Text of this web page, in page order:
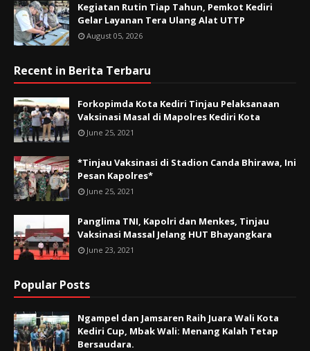
Kegiatan Rutin Tiap Tahun, Pemkot Kediri
Gelar Layanan Tera Ulang Alat UTTP
August 05, 2026
Recent in Berita Terbaru
Forkopimda Kota Kediri Tinjau Pelaksanaan
Vaksinasi Masal di Mapolres Kediri Kota
June 25, 2021
*Tinjau Vaksinasi di Stadion Canda Bhirawa, Ini
Pesan Kapolres*
June 25, 2021
Panglima TNI, Kapolri dan Menkes, Tinjau
Vaksinasi Massal Jelang HUT Bhayangkara
June 23, 2021
Popular Posts
Ngampel dan Jamsaren Raih Juara Wali Kota
Kediri Cup, Mbak Wali: Menang Kalah Tetap
Bersaudara.